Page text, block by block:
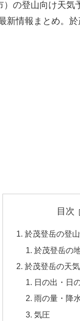
の登山向け天気
新情報まとめ。
目次
於茂登岳の登
於茂登岳の
於茂登岳の天
日の出・日
雨の量・降
気圧